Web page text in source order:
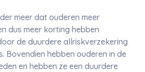
meer dat ouderen meer
dus meer korting hebben
de duurdere allriskverzekering
Bovendien hebben ouderen in de
en hebben ze een duurdere